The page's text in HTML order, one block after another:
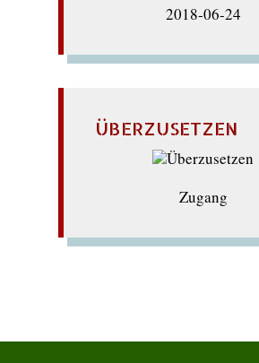
2018-06-24
ÜBERZUSETZEN
Zugang